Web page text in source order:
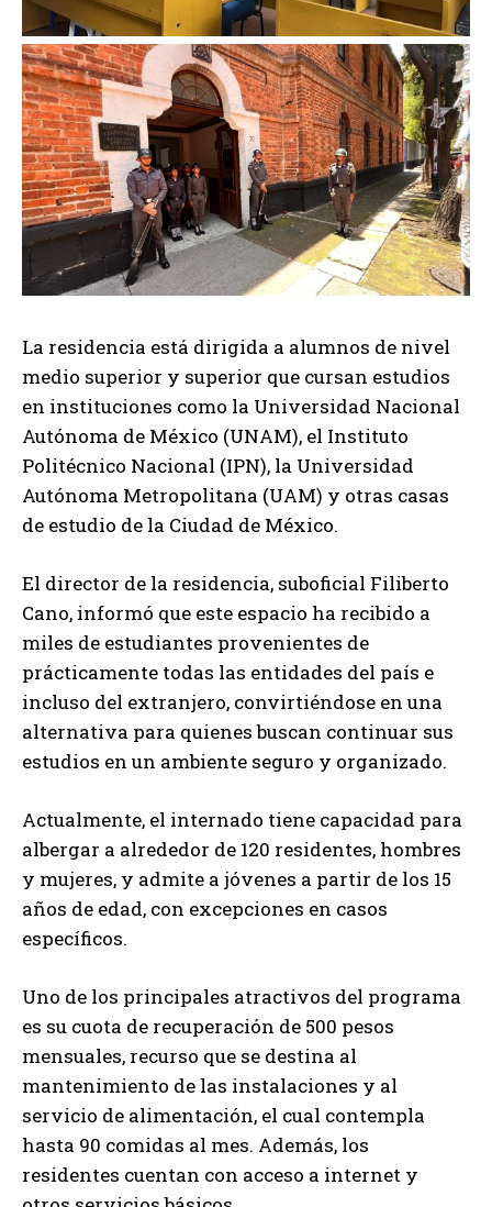
La residencia está dirigida a alumnos de nivel
medio superior y superior que cursan estudios
en instituciones como la Universidad Nacional
Autónoma de México (UNAM), el Instituto
Politécnico Nacional (IPN), la Universidad
Autónoma Metropolitana (UAM) y otras casas
de estudio de la Ciudad de México.
El director de la residencia, suboficial Filiberto
Cano, informó que este espacio ha recibido a
miles de estudiantes provenientes de
prácticamente todas las entidades del país e
incluso del extranjero, convirtiéndose en una
alternativa para quienes buscan continuar sus
estudios en un ambiente seguro y organizado.
Actualmente, el internado tiene capacidad para
albergar a alrededor de 120 residentes, hombres
y mujeres, y admite a jóvenes a partir de los 15
años de edad, con excepciones en casos
específicos.
Uno de los principales atractivos del programa
es su cuota de recuperación de 500 pesos
mensuales, recurso que se destina al
mantenimiento de las instalaciones y al
servicio de alimentación, el cual contempla
hasta 90 comidas al mes. Además, los
residentes cuentan con acceso a internet y